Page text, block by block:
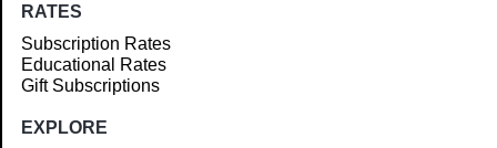
RATES
Subscription Rates
Educational Rates
Gift Subscriptions
EXPLORE